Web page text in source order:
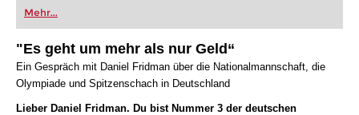
oder bereits auf Turnierniveau spielen: Mit
FRITZ trainieren Sie effizienter, intelligenter und
individueller als je zuvor.
Mehr...
"Es geht um mehr als nur Geld“
Ein Gespräch mit Daniel Fridman über die Nationalmannschaft, die
Olympiade und Spitzenschach in Deutschland
Lieber Daniel Fridman. Du bist Nummer 3 der deutschen